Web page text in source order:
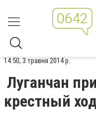
14:50, 3 травня 2014 р.
Луганчан
крестный